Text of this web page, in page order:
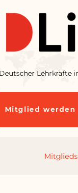
Lehrkräfte
Mitglied werden